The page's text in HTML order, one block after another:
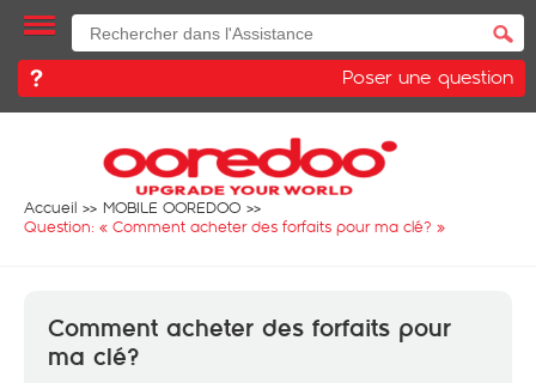
Poser une question
Accueil
MOBILE OOREDOO
Question: « Comment acheter des forfaits pour ma clé? »
Comment acheter des forfaits pour
ma clé?